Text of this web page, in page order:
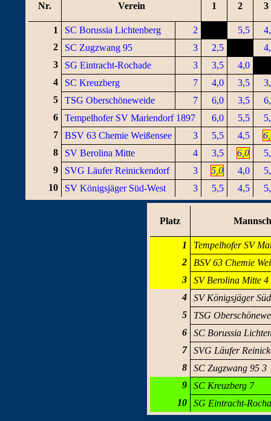
Nr. Verein 1 2 3
1 SC Borussia Lichtenberg 2 5,5
2
SC Zugzwang 95 3 2,5
3
SG Eintracht-Rochade 3 3,5
4,0
4
SC Kreuzberg 7 4,0 3,5
5
TSG Oberschöneweide 7 6,0 3,5
6
Tempelhofer SV Mariendorf 1897 6,0 5,5
7
BSV 63 Chemie Weißensee 3 5,5 4,5
8
SV Berolina Mitte 4 3,5 6,0
9
SVG Läufer Reinickendorf 3 5,0 4,0
10
SV Königsjäger Süd-West 3 5,5 4,5
Platz
1
Tempelhofer SV
2
BSV 63 Chemie
3
SV Berolina Mitte 4
4
SV Königsjäger
5
TSG
6
SC Borussia
7
SVG Läufer
8
SC Zugzwang 95 3
9
SC Kreuzberg 7
10
SG Eintracht-